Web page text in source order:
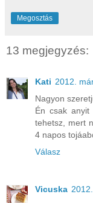
Megosztás
13 megjegyzés:
Kati 2012.
Nagyon
Én csak
tehetsz, mert
4 napos
Válasz
Vicuska